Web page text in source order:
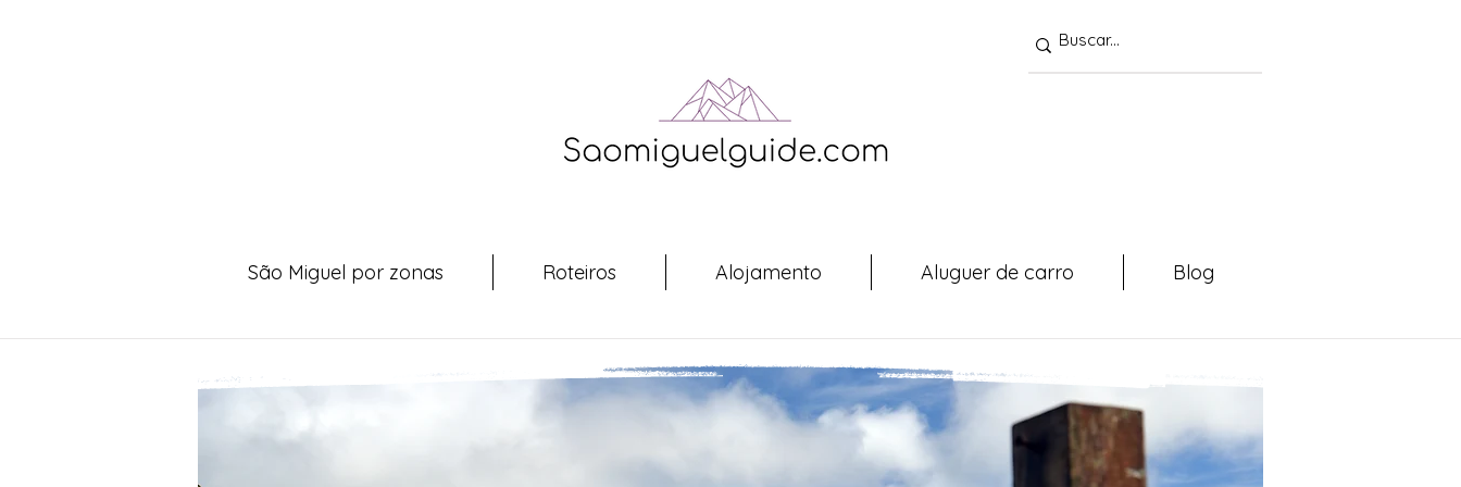
São Miguel por zonas Roteiros Alojamento Aluguer de carro Blog